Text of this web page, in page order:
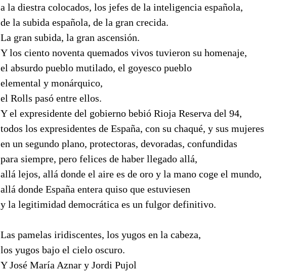
a la diestra colocados, los jefes de la inteligencia española,
de la subida española, de la gran crecida.
La gran subida, la gran ascensión.
Y los ciento noventa quemados vivos tuvieron su homenaje,
el absurdo pueblo mutilado, el goyesco pueblo
elemental y monárquico,
el Rolls pasó entre ellos.
Y el expresidente del gobierno bebió Rioja Reserva del 94,
todos los expresidentes de España, con su chaqué, y sus mujeres
en un segundo plano, protectoras, devoradas, confundidas
para siempre, pero felices de haber llegado allá,
allá lejos, allá donde el aire es de oro y la mano coge el mundo,
allá donde España entera quiso que estuviesen
y la legitimidad democrática es un fulgor definitivo.
Las pamelas iridiscentes, los yugos en la cabeza,
los yugos bajo el cielo oscuro.
Y José María Aznar y Jordi Pujol